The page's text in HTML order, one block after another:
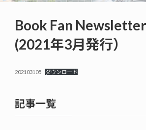
プ
動
Book Fan
(2021年3月発行）
202103105 ダウンロード
記事一覧